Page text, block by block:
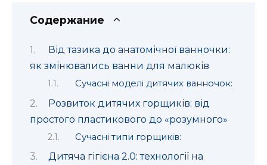
Содержание
Від тазика до анатомічної ванночки:
як змінювались ванни для малюків
Сучасні моделі дитячих ванночок:
Розвиток дитячих горщиків: від
простого пластикового до «розумного»
Сучасні типи горщиків:
Дитяча гігієна 2.0: технології на